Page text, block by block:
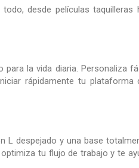
desde películas
la vida diaria. Personaliza
rápidamente tu
despejado y una base
tu flujo de trabajo y te